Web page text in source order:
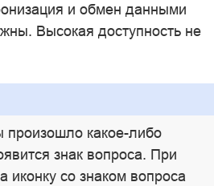
и обмен данными
Высокая доступность не
произошло какое-либо
знак вопроса. При
со знаком вопроса